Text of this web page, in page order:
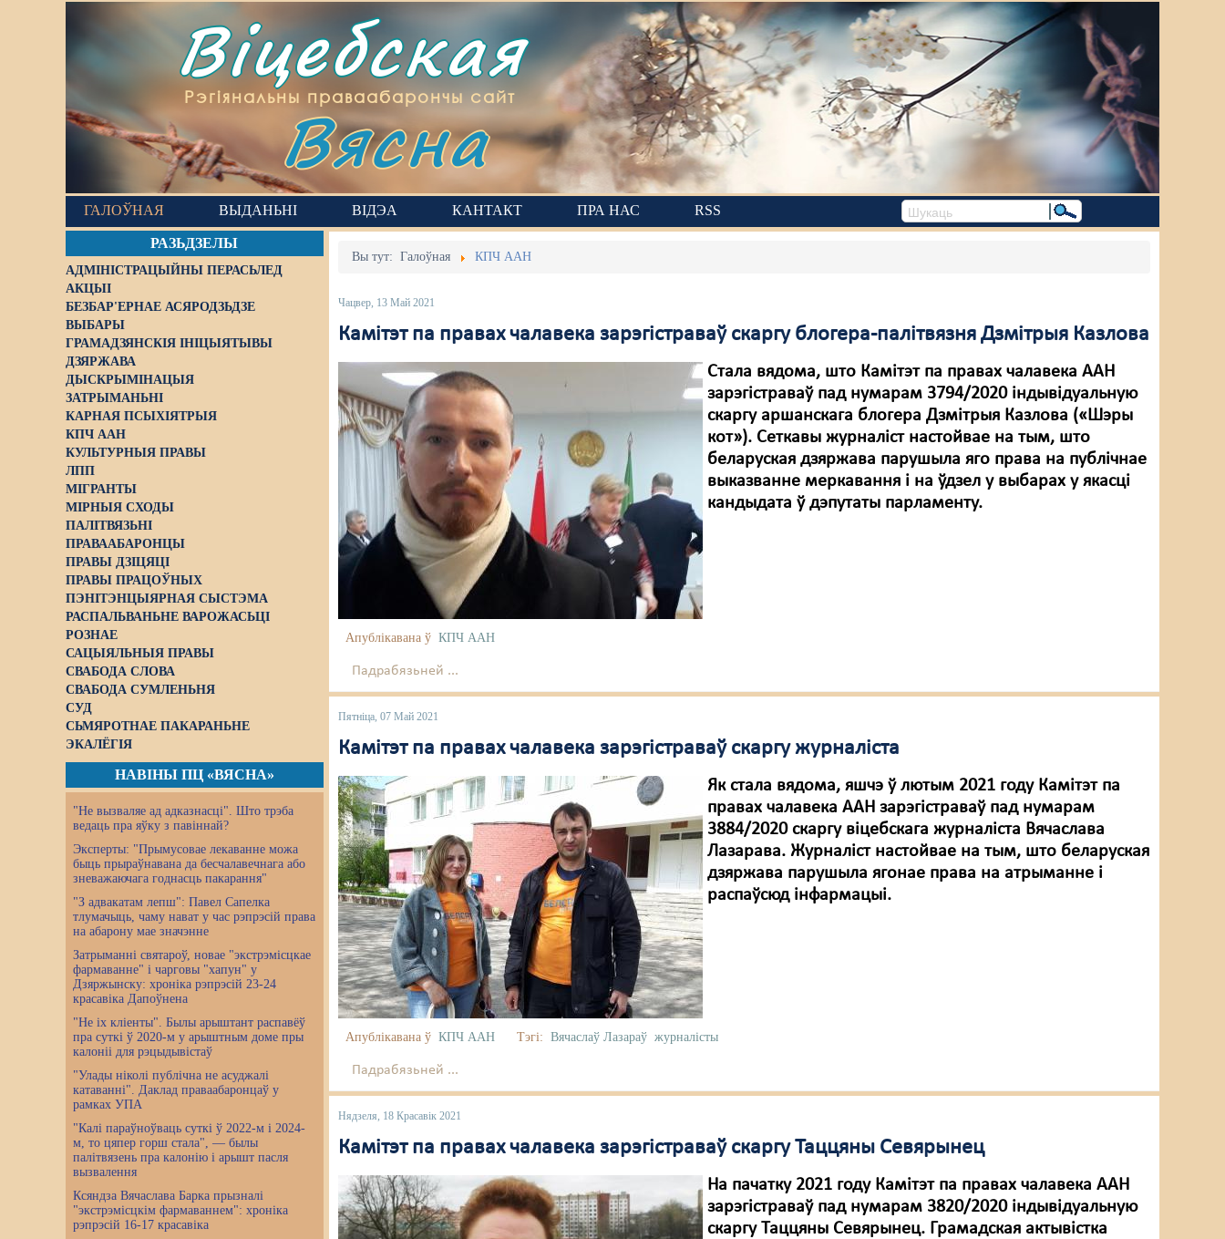
Віцебская
Рэгіянальны праваабарончы сайт
Вясна
ГАЛОЎНАЯ ВЫДАНЬНІ ВІДЭА КАНТАКТ ПРА НАС RSS
РАЗЬДЗЕЛЫ
АДМІНІСТРАЦЫЙНЫ ПЕРАСЬЛЕД
АКЦЫІ
БЕЗБАР'ЕРНАЕ АСЯРОДЗЬДЗЕ
ВЫБАРЫ
ГРАМАДЗЯНСКІЯ ІНІЦЫЯТЫВЫ
ДЗЯРЖАВА
ДЫСКРЫМІНАЦЫЯ
ЗАТРЫМАНЬНІ
КАРНАЯ ПСЫХІЯТРЫЯ
КПЧ ААН
КУЛЬТУРНЫЯ ПРАВЫ
ЛПП
МІГРАНТЫ
МІРНЫЯ СХОДЫ
ПАЛІТВЯЗЬНІ
ПРАВААБАРОНЦЫ
ПРАВЫ ДЗІЦЯЦІ
ПРАВЫ ПРАЦОЎНЫХ
ПЭНІТЭНЦЫЯРНАЯ СЫСТЭМА
РАСПАЛЬВАНЬНЕ ВАРОЖАСЬЦІ
РОЗНАЕ
САЦЫЯЛЬНЫЯ ПРАВЫ
СВАБОДА СЛОВА
СВАБОДА СУМЛЕНЬНЯ
СУД
СЬМЯРОТНАЕ ПАКАРАНЬНЕ
ЭКАЛЁГІЯ
НАВІНЫ ПЦ «ВЯСНА»
"Не вызваляе ад адказнасці". Што трэба
ведаць пра яўку з павіннай?
Эксперты: "Прымусовае лекаванне можа
быць прыраўнавана да бесчалавечнага або
зневажаючага годнасць пакарання"
"З адвакатам лепш": Павел Сапелка
тлумачыць, чаму нават у час рэпрэсій права
на абарону мае значэнне
Затрыманні святароў, новае "экстрэмісцкае
фармаванне" і чарговы "хапун" у
Дзяржынску: хроніка рэпрэсій 23-24
красавіка Дапоўнена
"Не іх кліенты". Былы арыштант распавёў
пра суткі ў 2020-м у арыштным доме пры
калоніі для рэцыдывістаў
"Улады ніколі публічна не асуджалі
катаванні". Даклад праваабаронцаў у
рамках УПА
"Калі параўноўваць суткі ў 2022-м і 2024-
м, то цяпер горш стала", — былы
палітвязень пра калонію і арышт пасля
вызвалення
Ксяндза Вячаслава Барка прызналі
"экстрэмісцкім фармаваннем": хроніка
рэпрэсій 16-17 красавіка
Вы тут:Галоўная КПЧ ААН
Чацвер, 13 Май 2021
Камітэт па правах чалавека зарэгістраваў скаргу блогера-палітвязня Дзмітрыя Казлова
Стала вядома, што Камітэт па правах чалавека ААН
зарэгістраваў пад нумарам 3794/2020 індывідуальную
скаргу аршанскага блогера Дзмітрыя Казлова («Шэры
кот»). Сеткавы журналіст настойвае на тым, што
беларуская дзяржава парушыла яго права на публічнае
выказванне меркавання і на ўдзел у выбарах у якасці
кандыдата ў дэпутаты парламенту.
Апублікавана ў КПЧ ААН
Падрабязьней ...
Пятніца, 07 Май 2021
Камітэт па правах чалавека зарэгістраваў скаргу журналіста
Як стала вядома, яшчэ ў лютым 2021 году Камітэт па
правах чалавека ААН зарэгістраваў пад нумарам
3884/2020 скаргу віцебскага журналіста Вячаслава
Лазарава. Журналіст настойвае на тым, што беларуская
дзяржава парушыла ягонае права на атрыманне і
распаўсюд інфармацыі.
Апублікавана ў КПЧ ААН Тэгі: Вячаслаў Лазараў журналісты
Падрабязьней ...
Нядзеля, 18 Красавік 2021
Камітэт па правах чалавека зарэгістраваў скаргу Таццяны Севярынец
На пачатку 2021 году Камітэт па правах чалавека ААН
зарэгістраваў пад нумарам 3820/2020 індывідуальную
скаргу Таццяны Севярынец. Грамадская актывістка